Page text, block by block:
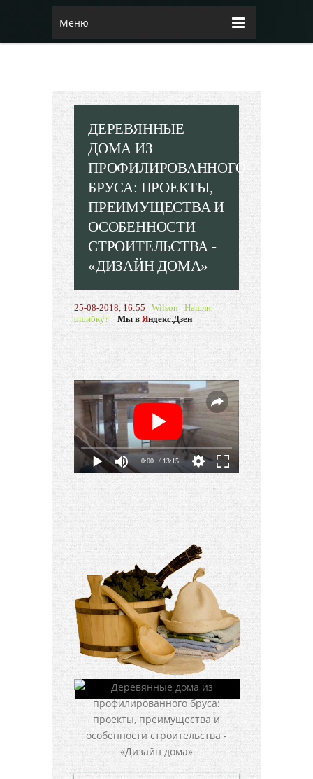
Меню
ДЕРЕВЯННЫЕ
ДОМА ИЗ
ПРОФИЛИРОВАННОГО
БРУСА: ПРОЕКТЫ,
ПРЕИМУЩЕСТВА И
ОСОБЕННОСТИ
СТРОИТЕЛЬСТВА -
«ДИЗАЙН ДОМА»
25-08-2018, 16:55 Wilson Нашли
ошибку?
Мы в Яндекс.Дзен
0:00 / 13:15